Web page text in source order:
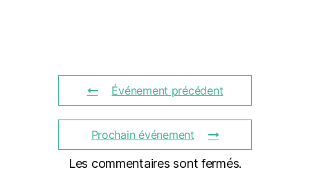
Événement précédent
Prochain événement
Les commentaires sont fermés.